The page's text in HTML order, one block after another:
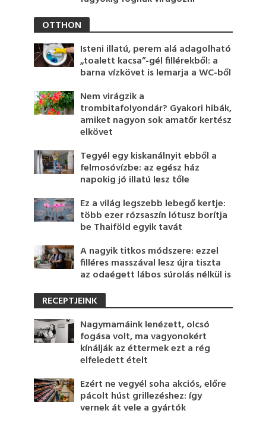
OTTHON
Isteni illatú, perem alá adagolható
„toalett kacsa”-gél fillérekből: a
barna vízkövet is lemarja a WC-ből
Nem virágzik a
trombitafolyondár? Gyakori hibák,
amiket nagyon sok amatőr kertész
elkövet
Tegyél egy kiskanálnyit ebből a
felmosóvízbe: az egész ház
napokig jó illatú lesz tőle
Ez a világ legszebb lebegő kertje:
több ezer rózsaszín lótusz borítja
be Thaiföld egyik tavát
A nagyik titkos módszere: ezzel
filléres masszával lesz újra tiszta
az odaégett lábos súrolás nélkül is
RECEPTJEINK
Nagymamáink lenézett, olcsó
fogása volt, ma vagyonokért
kínálják az éttermek ezt a rég
elfeledett ételt
Ezért ne vegyél soha akciós, előre
pácolt húst grillezéshez: így
vernek át vele a gyártók